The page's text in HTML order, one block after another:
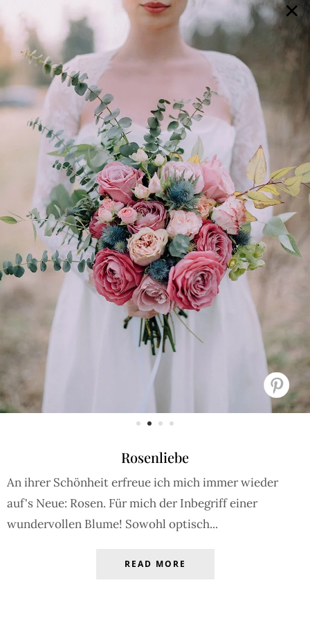
×
Rosenliebe
An ihrer Schönheit erfreue ich mich immer wieder
auf's Neue: Rosen. Für mich der Inbegriff einer
wundervollen Blume! Sowohl optisch...
GALERIE SELECTION BRAUTMODE SHOP IT
Array ( [0] => extra_args [1] => Array ( [post__not_in] =>
Array ( [0] => 56912 ) ) )